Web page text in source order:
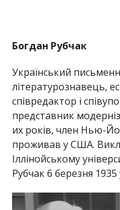
Богдан Рубчак
Український
літературознавець,
співредактор і
представник
их років, член Нью-
проживав у США.
Іллінойському
Рубчак 6 березня 1935